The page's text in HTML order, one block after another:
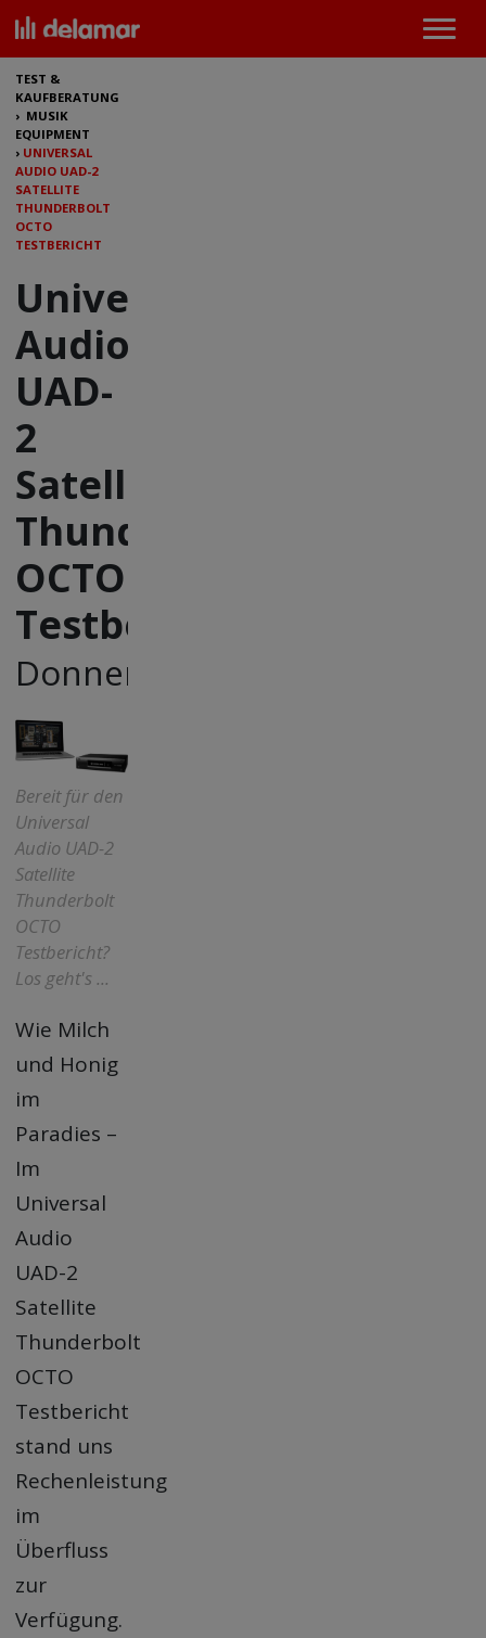
TEST &
KAUFBERATUNG
› MUSIK
EQUIPMENT
› UNIVERSAL
AUDIO UAD-2
SATELLITE
THUNDERBOLT
OCTO
TESTBERICHT
Universal
Audio
UAD-
2
Satellite
Thunderbolt
OCTO
Testbericht
Donnerwetter!
Bereit für den
Universal
Audio UAD-2
Satellite
Thunderbolt
OCTO
Testbericht?
Los geht's ...
Wie Milch
und Honig
im
Paradies –
Im
Universal
Audio
UAD-2
Satellite
Thunderbolt
OCTO
Testbericht
stand uns
Rechenleistung
im
Überfluss
zur
Verfügung.